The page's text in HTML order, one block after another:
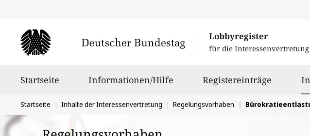
Lobbyregister
für die Interessenvertretung
Startseite Informationen/Hilfe Registereinträge
Sie
befinden
Startseite Inhalte der Interessenvertretung Regelungsvorhaben